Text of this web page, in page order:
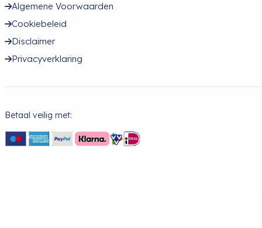
Algemene Voorwaarden
Cookiebeleid
Disclaimer
Privacyverklaring
Betaal veilig met: